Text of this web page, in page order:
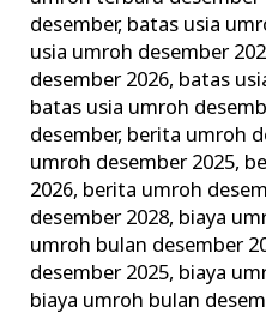
desember, batas usia
usia umroh desember
desember 2026, batas
batas usia umroh
desember, berita umroh
umroh desember 2025,
2026, berita umroh
desember 2028, biaya
umroh bulan desember
desember 2025, biaya
biaya umroh bulan